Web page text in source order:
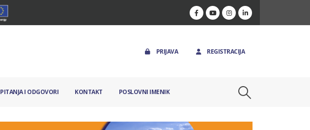
PRIJAVA REGISTRACIJA
PITANJA I ODGOVORI KONTAKT POSLOVNI IMENIK